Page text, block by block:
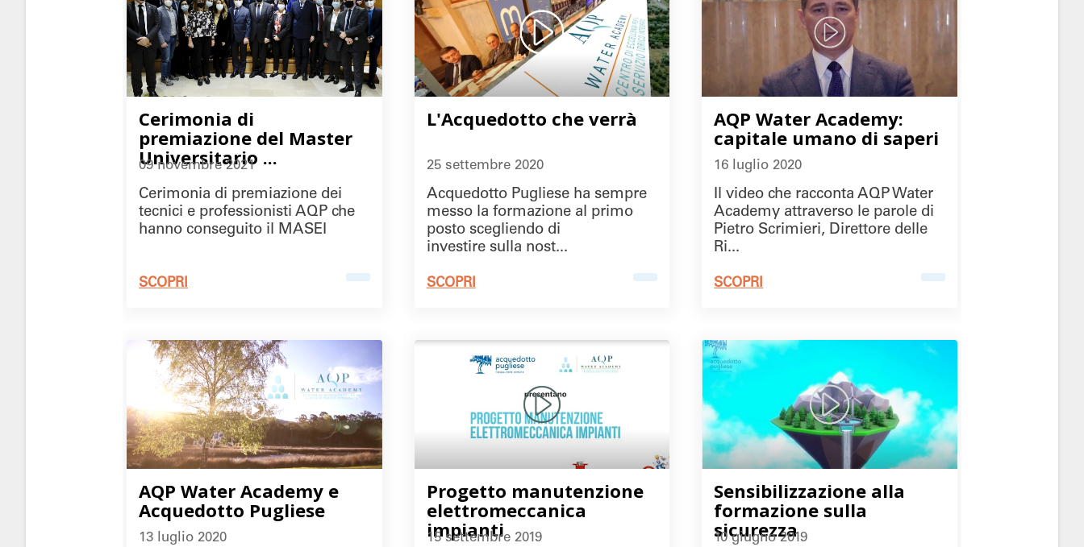
Cerimonia di
premiazione del Master
Universitario ...
09 novembre 2021
Cerimonia di premiazione dei
tecnici e professionisti AQP che
hanno conseguito il MASEI
SCOPRI
L'Acquedotto che verrà
25 settembre 2020
Acquedotto Pugliese ha sempre
messo la formazione al primo
posto scegliendo di
investire sulla nost...
SCOPRI
AQP Water Academy:
capitale umano di saperi
16 luglio 2020
Il video che racconta AQP Water
Academy attraverso le parole di
Pietro Scrimieri, Direttore delle
Ri...
SCOPRI
AQP Water Academy e
Acquedotto Pugliese
13 luglio 2020
Progetto manutenzione
elettromeccanica
impianti
15 settembre 2019
Sensibilizzazione alla
formazione sulla
sicurezza
10 giugno 2019